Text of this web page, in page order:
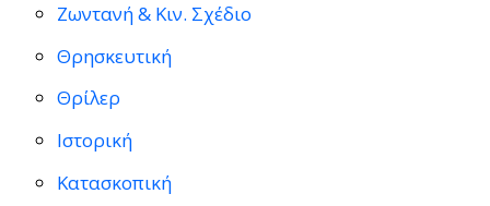
Ζωντανή & Κιν. Σχέδιο
Θρησκευτική
Θρίλερ
Ιστορική
Κατασκοπική